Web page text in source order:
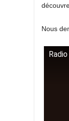
Nous